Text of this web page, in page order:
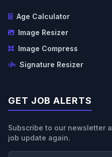
Age Calculator
Image Resizer
Image Compress
Signature Resizer
GET JOB ALERTS
Subscribe to our newsletter
job update again.